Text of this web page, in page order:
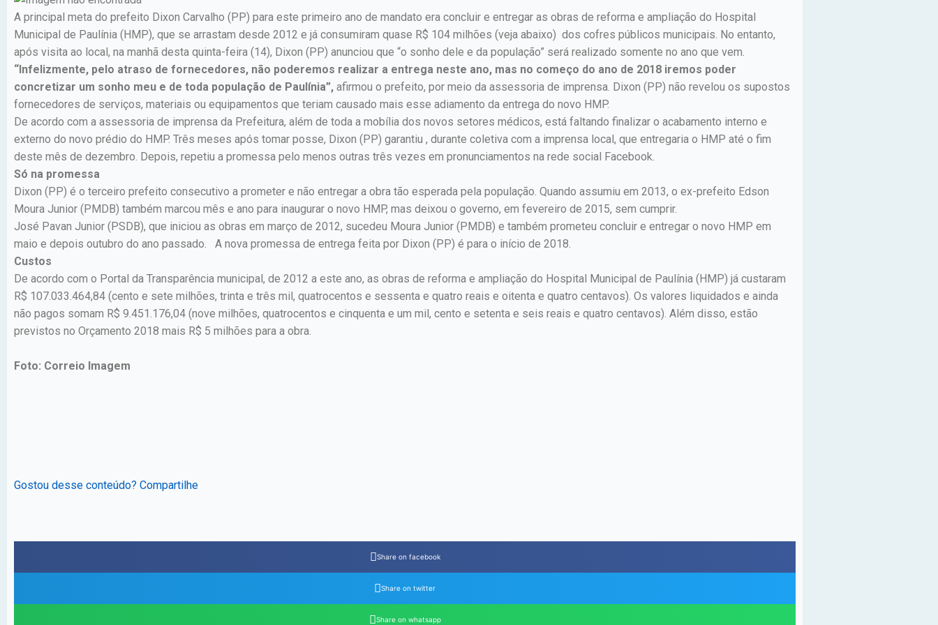
A principal meta do prefeito Dixon Carvalho (PP) para este primeiro ano de mandato era concluir e entregar as obras de reforma e ampliação do Hospital
Municipal de Paulínia (HMP), que se arrastam desde 2012 e já consumiram quase R$ 104 milhões (veja abaixo) dos cofres públicos municipais. No entanto,
após visita ao local, na manhã desta quinta-feira (14), Dixon (PP) anunciou que “o sonho dele e da população” será realizado somente no ano que vem.
“Infelizmente, pelo atraso de fornecedores, não poderemos realizar a entrega neste ano, mas no começo do ano de 2018 iremos poder
concretizar um sonho meu e de toda população de Paulínia”, afirmou o prefeito, por meio da assessoria de imprensa. Dixon (PP) não revelou os supostos
fornecedores de serviços, materiais ou equipamentos que teriam causado mais esse adiamento da entrega do novo HMP.
De acordo com a assessoria de imprensa da Prefeitura, além de toda a mobília dos novos setores médicos, está faltando finalizar o acabamento interno e
externo do novo prédio do HMP. Três meses após tomar posse, Dixon (PP) garantiu , durante coletiva com a imprensa local, que entregaria o HMP até o fim
deste mês de dezembro. Depois, repetiu a promessa pelo menos outras três vezes em pronunciamentos na rede social Facebook.
Só na promessa
Dixon (PP) é o terceiro prefeito consecutivo a prometer e não entregar a obra tão esperada pela população. Quando assumiu em 2013, o ex-prefeito Edson
Moura Junior (PMDB) também marcou mês e ano para inaugurar o novo HMP, mas deixou o governo, em fevereiro de 2015, sem cumprir.
José Pavan Junior (PSDB), que iniciou as obras em março de 2012, sucedeu Moura Junior (PMDB) e também prometeu concluir e entregar o novo HMP em
maio e depois outubro do ano passado. A nova promessa de entrega feita por Dixon (PP) é para o início de 2018.
Custos
De acordo com o Portal da Transparência municipal, de 2012 a este ano, as obras de reforma e ampliação do Hospital Municipal de Paulínia (HMP) já custaram
R$ 107.033.464,84 (cento e sete milhões, trinta e três mil, quatrocentos e sessenta e quatro reais e oitenta e quatro centavos). Os valores liquidados e ainda
não pagos somam R$ 9.451.176,04 (nove milhões, quatrocentos e cinquenta e um mil, cento e setenta e seis reais e quatro centavos). Além disso, estão
previstos no Orçamento 2018 mais R$ 5 milhões para a obra.
Foto: Correio Imagem
Gostou desse conteúdo? Compartilhe
Share on facebook
Share on twitter
Share on whatsapp